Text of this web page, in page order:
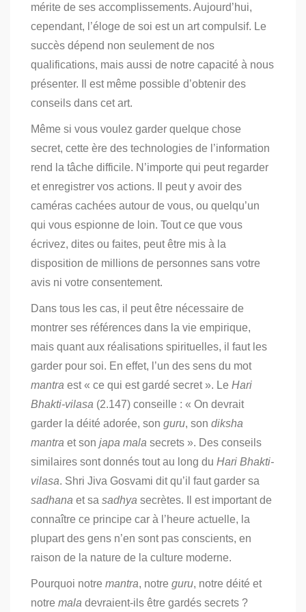
mérite de ses accomplissements. Aujourd’hui,
cependant, l’éloge de soi est un art compulsif. Le
succès dépend non seulement de nos
qualifications, mais aussi de notre capacité à nous
présenter. Il est même possible d’obtenir des
conseils dans cet art.
Même si vous voulez garder quelque chose
secret, cette ère des technologies de l’information
rend la tâche difficile. N’importe qui peut regarder
et enregistrer vos actions.
Il peut y avoir des
caméras cachées autour de vous, ou quelqu’un
qui vous espionne de loin. Tout ce que vous
écrivez, dites ou faites, peut être mis à la
disposition de millions de personnes sans votre
avis ni votre consentement.
Dans tous les cas, il peut être nécessaire de
montrer ses références dans la vie empirique,
mais quant aux réalisations spirituelles, il faut les
garder pour soi. En effet, l’un des sens du mot
mantra est « ce qui est gardé secret ». Le Hari
Bhakti-vilasa (2.147) conseille : « On devrait
garder la déité adorée, son guru, son diksha
mantra et son japa mala secrets ». Des conseils
similaires sont donnés tout au long du Hari Bhakti-
vilasa. Shri Jiva Gosvami dit qu’il faut garder sa
sadhana et sa sadhya secrètes.
Il est important de
connaître ce principe car à l’heure actuelle, la
plupart des gens n’en sont pas conscients, en
raison de la nature de la culture moderne.
Pourquoi notre mantra, notre guru, notre déité et
notre mala devraient-ils être gardés secrets ?